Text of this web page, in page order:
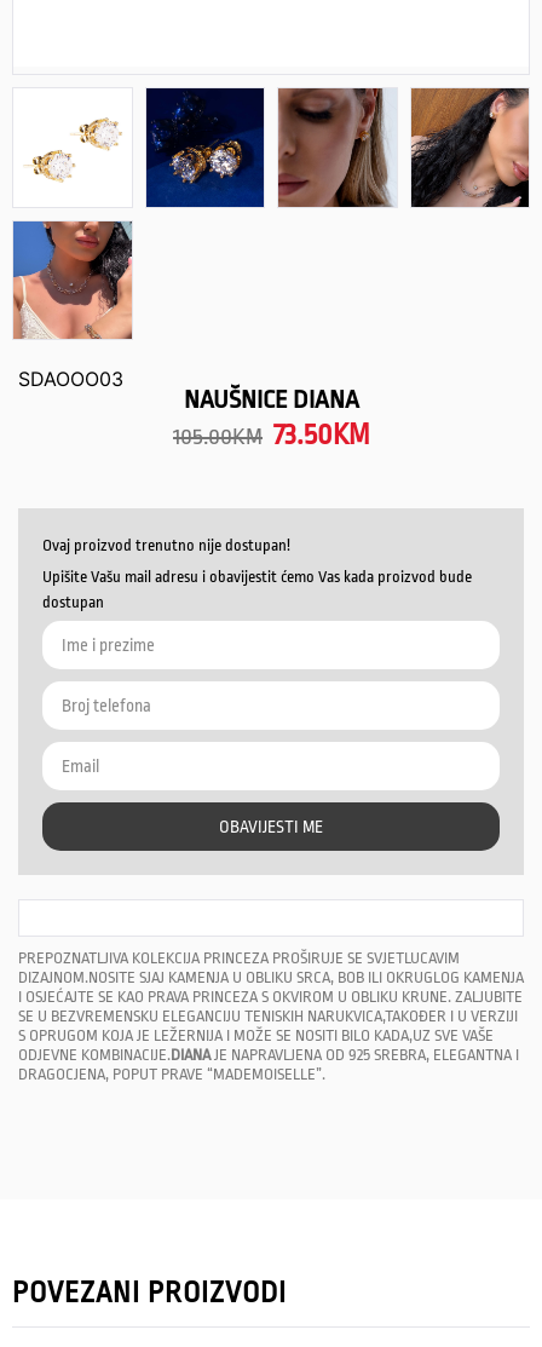
SDAOOO03
NAUŠNICE DIANA
105.00KM 73.50 KM
Ovaj proizvod trenutno nije dostupan!
Upišite Vašu mail adresu i obavijestit ćemo Vas kada proizvod bude
dostupan
OBAVIJESTI ME
PREPOZNATLJIVA KOLEKCIJA PRINCEZA PROŠIRUJE SE SVJETLUCAVIM
DIZAJNOM.NOSITE SJAJ KAMENJA U OBLIKU SRCA, BOB ILI OKRUGLOG KAMENJA
I OSJEĆAJTE SE KAO PRAVA PRINCEZA S OKVIROM U OBLIKU KRUNE. ZALJUBITE
SE U BEZVREMENSKU ELEGANCIJU TENISKIH NARUKVICA,TAKOĐER I U VERZIJI
S OPRUGOM KOJA JE LEŽERNIJA I MOŽE SE NOSITI BILO KADA,UZ SVE VAŠE
ODJEVNE KOMBINACIJE.DIANAJE NAPRAVLJENA OD 925 SREBRA, ELEGANTNA I
DRAGOCJENA, POPUT PRAVE “MADEMOISELLE”.
POVEZANI PROIZVODI